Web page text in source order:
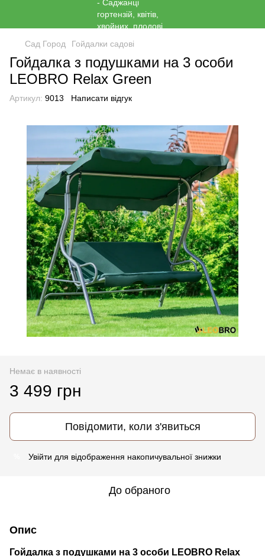
Сад Город Гойдалки садові
Гойдалка з подушками на 3 особи
LEOBRO Relax Green
Артикул: 9013 Написати відгук
Немає в наявності
3 499 грн
Повідомити, коли з'явиться
Увійти для відображення накопичувальної знижки
До обраного
Опис
Гойдалка з подушками на 3 особи LEOBRO Relax